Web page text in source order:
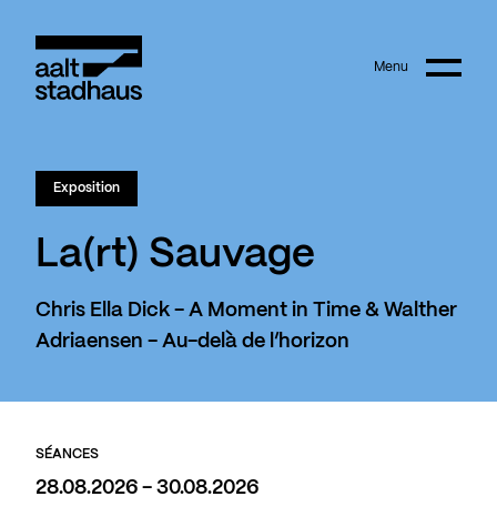
Main content Menu
Exposition
La(rt) Sauvage
Chris Ella Dick - A Moment in Time & Walther
Adriaensen - Au-delà de l’horizon
SÉANCES
28.08.2026 - 30.08.2026